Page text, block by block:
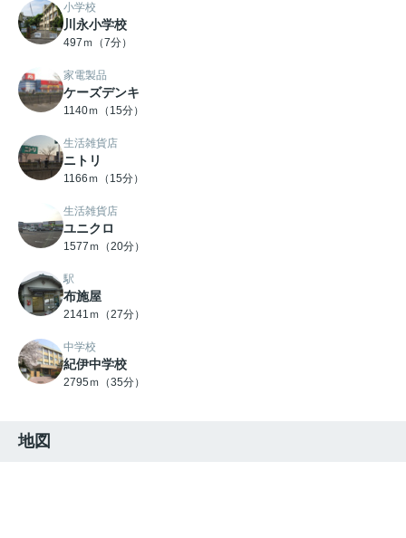
小学校
川永小学校
497ｍ（7分）
家電製品
ケーズデンキ
1140ｍ（15分）
生活雑貨店
ニトリ
1166ｍ（15分）
生活雑貨店
ユニクロ
1577ｍ（20分）
駅
布施屋
2141ｍ（27分）
中学校
紀伊中学校
2795ｍ（35分）
地図